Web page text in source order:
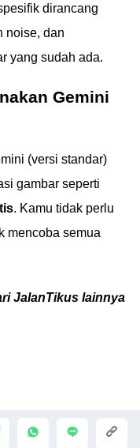
dirancang
noise, dan
yang sudah ada.
Gemini
(versi standar)
gambar seperti
. Kamu tidak perlu
mencoba semua
JalanTikus lainnya